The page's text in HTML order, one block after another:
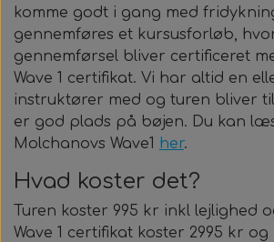
Klar Til Brug
Dyneema & Mono
Metermål
Hele Ruller
Foto & Video
Alt Det Andet
komme godt i gang med
gennemføres et kursusforløb,
gennemførsel bliver certificeret
Wave 1 certifikat. Vi har altid en
instruktører med og turen bliver
er god plads på bøjen. Du kan
Molchanovs Wave1 her.
Hvad koster det?
Turen koster 995 kr inkl lejlighed
Wave 1 certifikat koster 2995 kr